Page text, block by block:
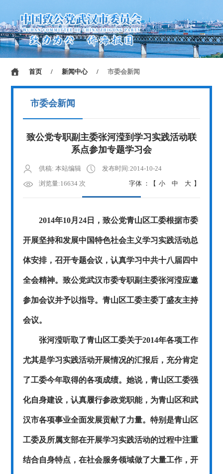
首页 / 新闻中心 / 市委会新闻
市委会新闻
致公党专职副主委张河滢到学习实践活动联
系点参加专题学习会
供稿: 本站编辑
发布时间:2014-10-24
浏览量:16634 次
字体 ：【 小 中 大 】
2014年10月 24日，致公党青山区工委根据市委
开展坚持和发展中国特色社会主义学习实践活动总
体安排，召开专题会议，认真学习中共十八届四中
全会精神。致公党武汉市委专职副主委张河滢应邀
参加会议并予以指导。青山区工委主委丁盛友主持
会议。
张河滢听取了青山区工委关于2014年各项工作
尤其是学习实践活动开展情况的汇报后，充分肯定
了工委今年取得的各项成绩。她说，青山区工委强
化自身建设，认真履行参政党职能，为青山区和武
汉市各项事业全面发展贡献了力量。特别是青山区
工委及所属支部在开展学习实践活动的过程中注重
结合自身特点，在社会服务领域做了大量工作，开